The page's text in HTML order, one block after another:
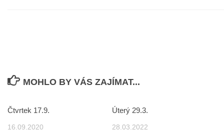
MOHLO BY VÁS ZAJÍMAT...
Čtvrtek 17.9.
16.09.2020
Úterý 29.3.
28.03.2022